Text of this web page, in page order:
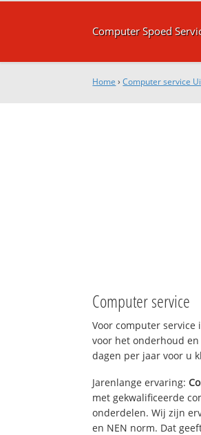
Computer Spoed
Home ›Computer service
Computer service
Voor computer service
voor het onderhoud
dagen per jaar voor u
Jarenlange ervaring:
met gekwalificeerde
onderdelen. Wij zijn
en NEN norm. Dat